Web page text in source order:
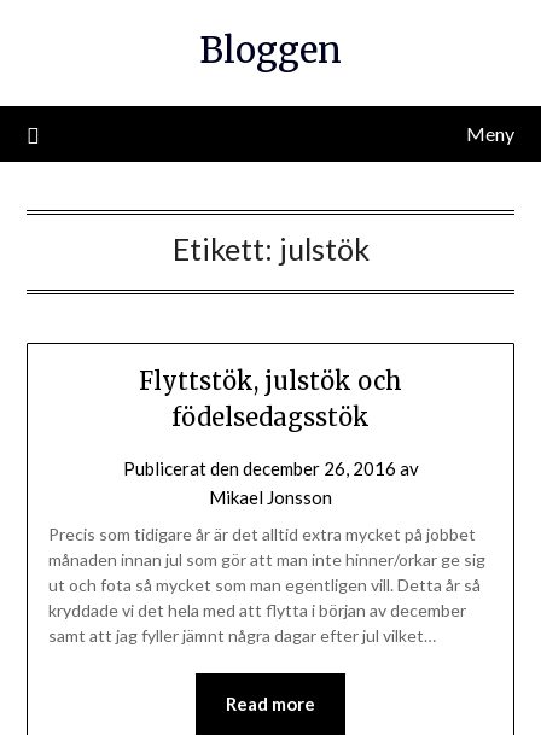
Bloggen
Meny
Etikett: julstök
Flyttstök, julstök och
födelsedagsstök
Publicerat dendecember 26, 2016 av
Mikael Jonsson
Precis som tidigare år är det alltid extra mycket på jobbet
månaden innan jul som gör att man inte hinner/orkar ge sig
ut och fota så mycket som man egentligen vill. Detta år så
kryddade vi det hela med att flytta i början av december
samt att jag fyller jämnt några dagar efter jul vilket…
Read more